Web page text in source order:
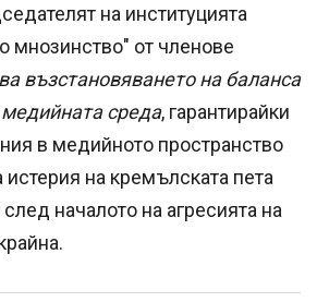
на институцията
мнозинство" от членове
възстановяването на баланса
среда, гарантирайки
в медийното пространство
истерия на кремълската пета
началото на агресията на